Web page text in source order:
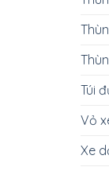
Túi
Vỏ
Xe